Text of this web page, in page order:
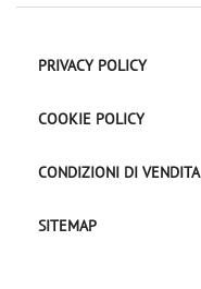
PRIVACY POLICY
COOKIE POLICY
CONDIZIONI DI VENDITA
SITEMAP